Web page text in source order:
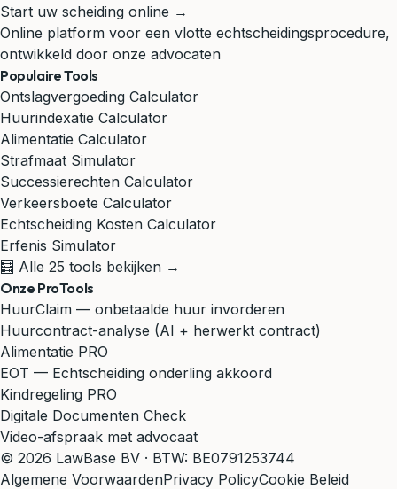
Start uw scheiding online →
Online platform voor een vlotte echtscheidingsprocedure,
ontwikkeld door onze advocaten
Populaire Tools
Ontslagvergoeding Calculator
Huurindexatie Calculator
Alimentatie Calculator
Strafmaat Simulator
Successierechten Calculator
Verkeersboete Calculator
Echtscheiding Kosten Calculator
Erfenis Simulator
🧮 Alle 25 tools bekijken →
Onze ProTools
HuurClaim — onbetaalde huur invorderen
Huurcontract-analyse (AI + herwerkt contract)
Alimentatie PRO
EOT — Echtscheiding onderling akkoord
Kindregeling PRO
Digitale Documenten Check
Video-afspraak met advocaat
© 2026 LawBase BV · BTW: BE0791253744
Algemene VoorwaardenPrivacy PolicyCookie Beleid